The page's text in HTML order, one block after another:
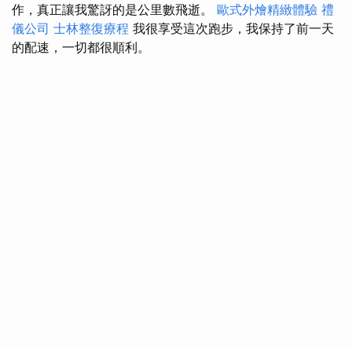
作，真正讓我驚訝的是公里數飛逝。 歐式外燴精緻體驗 禮
儀公司 士林整復療程 我很享受這次跑步，我保持了前一天
的配速，一切都很順利。